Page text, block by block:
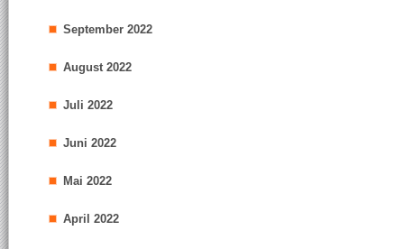
September 2022
August 2022
Juli 2022
Juni 2022
Mai 2022
April 2022